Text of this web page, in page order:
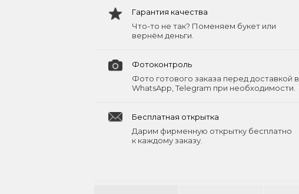
Гарантия качества
Что-то не так? Поменяем букет или
вернём деньги.
Фотоконтроль
Фото готового заказа перед доставкой в
WhatsApp, Telegram при необходимости.
Бесплатная открытка
Дарим фирменную открытку бесплатно
к каждому заказу.